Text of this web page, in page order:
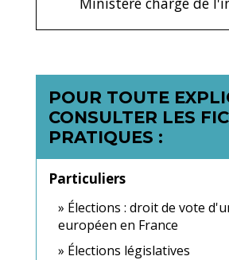
POUR TOUTE
CONSULTER LES
PRATIQUES :
Particuliers
Élections : droit de vote
européen en France
Élections législatives